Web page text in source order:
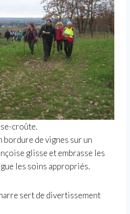
croûte.
bordure de vignes sur un
glisse et embrasse les
les soins appropriés.
sert de divertissement